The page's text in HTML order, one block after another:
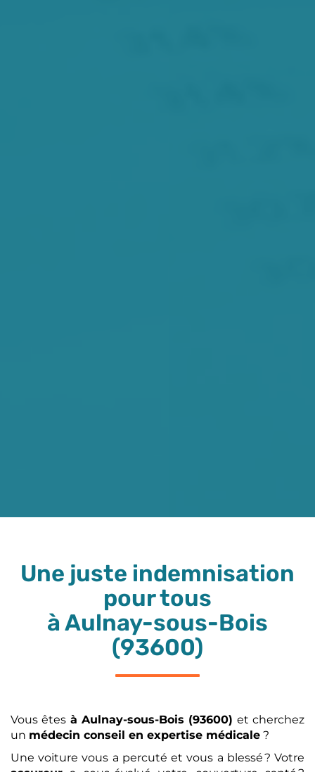
Une juste indemnisation
pour tous
à Aulnay-sous-Bois
(93600)
Vous êtes à Aulnay-sous-Bois (93600) et cherchez
un médecin conseil en expertise médicale ?
Une voiture vous a percuté et vous a blessé ? Votre